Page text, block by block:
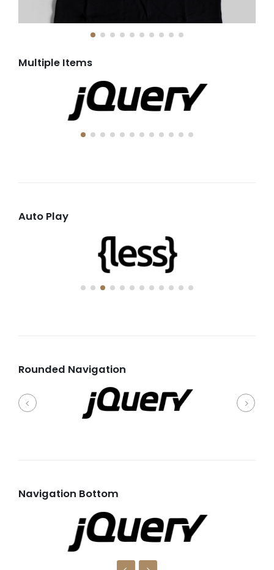
Multiple Items
Auto Play
Rounded Navigation
Navigation Bottom